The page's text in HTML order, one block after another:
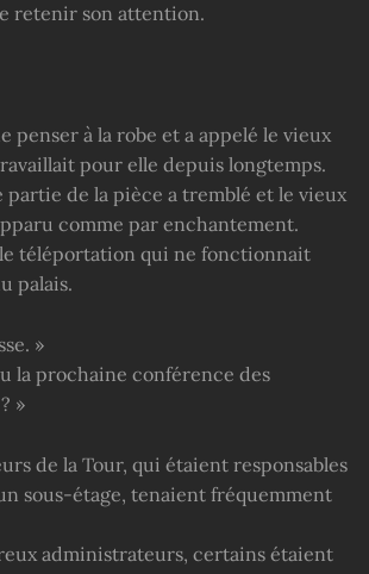
retenir son attention.
penser à la robe et a appelé le vieux
pour elle depuis longtemps.
partie de la pièce a tremblé et le vieux
comme par enchantement.
téléportation qui ne fonctionnait
palais.
»
la prochaine conférence des
»
de la Tour, qui étaient responsables
sous-étage, tenaient fréquemment
administrateurs, certains étaient